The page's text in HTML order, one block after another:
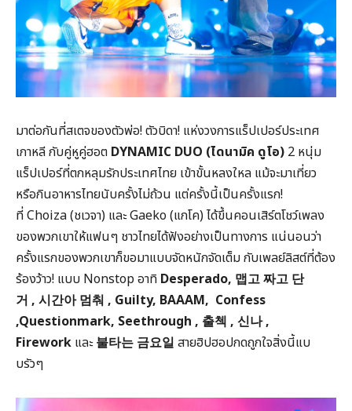
มาต่อกันที่สเตจของตัวพ่อ! ตัวบิดา! แห่งวงการแร็ปเปอร์ประเทศ
เกาหลี กับคู่หูคู่ฮอต DYNAMIC DUO (ไดนามิค ดูโอ) 2 หนุ่ม
แร็ปเปอร์ที่ตกหลุมรักประเทศไทย เข้าขั้นหลงใหล แม้จะมาเที่ยว
หรือกินอาหารไทยนับครั้งไม่ถ้วน แต่ครั้งนี้เป็นครั้งแรก!
ที่ Choiza (ชเวจา) และ Gaeko (แกโค) ได้ขึ้นคอนเสิร์ตโชว์เพลง
ของพวกเขาให้แฟนๆ ชาวไทยได้ฟังอย่างเป็นทางการ แน่นอนว่า
ครั้งแรกของพวกเขาก็ขอมาแบบจัดหนักจัดเต็ม กับเพลย์ลิสต์ที่ต้อง
ร้องว้าว! แบบ Nonstop อาทิ Desperado, 맵고짜고 단
거 , 시간아 멈춰 , Guilty, BAAAM, Confess
,Questionmark, Seethrough , 출첵 , 신나,
Firework และ불타는 금요일 สายฮิปฮอปกดถูกใจสิ่งนี้แบ
บรัวๆ